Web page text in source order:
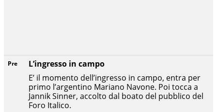
Pre
L’ingresso in campo
E’ il momento dell’ingresso in campo, entra per
primo l’argentino Mariano Navone. Poi tocca a
Jannik Sinner, accolto dal boato del pubblico del
Foro Italico.